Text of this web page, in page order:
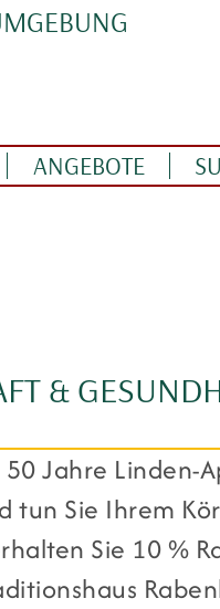
ANGEBOTE
&
Jahre Linden-
tun Sie Ihrem
Sie 10 %